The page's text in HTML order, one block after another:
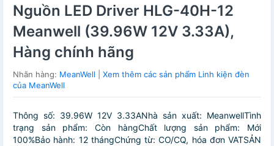
Nguồn LED Driver HLG-40H-12
Meanwell (39.96W 12V 3.33A),
Hàng chính hãng
Nhãn hàng: MeanWell
Xem thêm các sản phẩm Linh kiện đèn
của MeanWell
Thông số: 39.96W 12V 3.33ANhà sản xuất: MeanwellTình
trạng sản phẩm: Còn hàngChất lượng sản phẩm: Mới
100%Bảo hành: 12 thángChứng từ: CO/CQ, hóa đơn VATSẢN